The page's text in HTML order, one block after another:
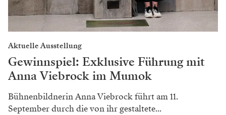
Aktuelle Ausstellung
Gewinnspiel: Exklusive Führung mit
Anna Viebrock im Mumok
Bühnenbildnerin Anna Viebrock führt am 11.
September durch die von ihr gestaltete...